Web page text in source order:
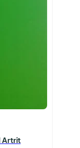
Artrit